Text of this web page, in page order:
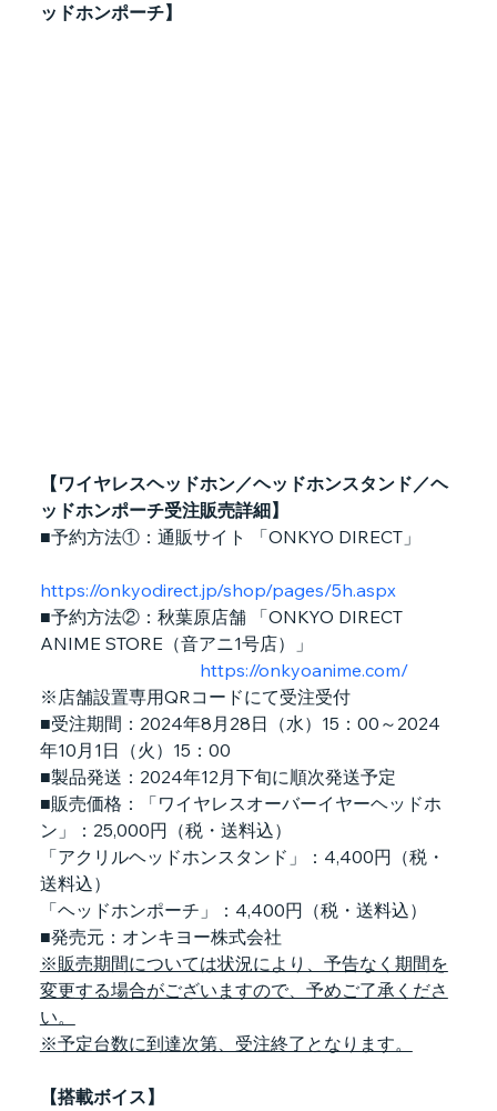
ッドホンポーチ】
【ワイヤレスヘッドホン／ヘッドホンスタンド／ヘ
ッドホンポーチ受注販売詳細】
■予約方法①：通販サイト 「ONKYO DIRECT」
https://onkyodirect.jp/shop/pages/5h.aspx
■予約方法②：秋葉原店舗 「ONKYO DIRECT
ANIME STORE（音アニ1号店）」
https://onkyoanime.com/
※店舗設置専用QRコードにて受注受付
■受注期間：2024年8月28日（水）15：00～2024
年10月1日（火）15：00
■製品発送：2024年12月下旬に順次発送予定
■販売価格：「ワイヤレスオーバーイヤーヘッドホ
ン」：25,000円（税・送料込）
「アクリルヘッドホンスタンド」：4,400円（税・
送料込）
「ヘッドホンポーチ」：4,400円（税・送料込）
■発売元：オンキヨー株式会社
※販売期間については状況により、予告なく期間を
変更する場合がございますので、予めご了承くださ
い。
※予定台数に到達次第、受注終了となります。
【搭載ボイス】